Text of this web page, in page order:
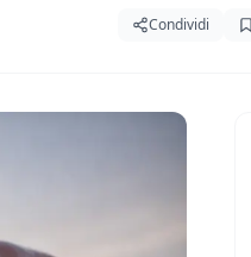
Condividi